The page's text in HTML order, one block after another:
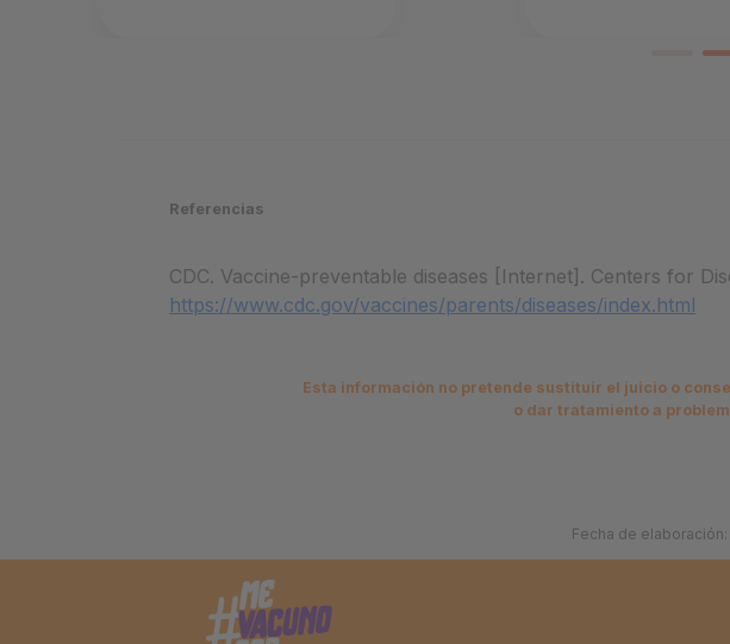
Referencias
CDC. Vaccine-preventable diseases [Internet]. Centers for
https://www.cdc.gov/vaccines/parents/diseases/index.html
Esta información no pretende sustituir el juicio o
o dar tratamiento a
Fecha de